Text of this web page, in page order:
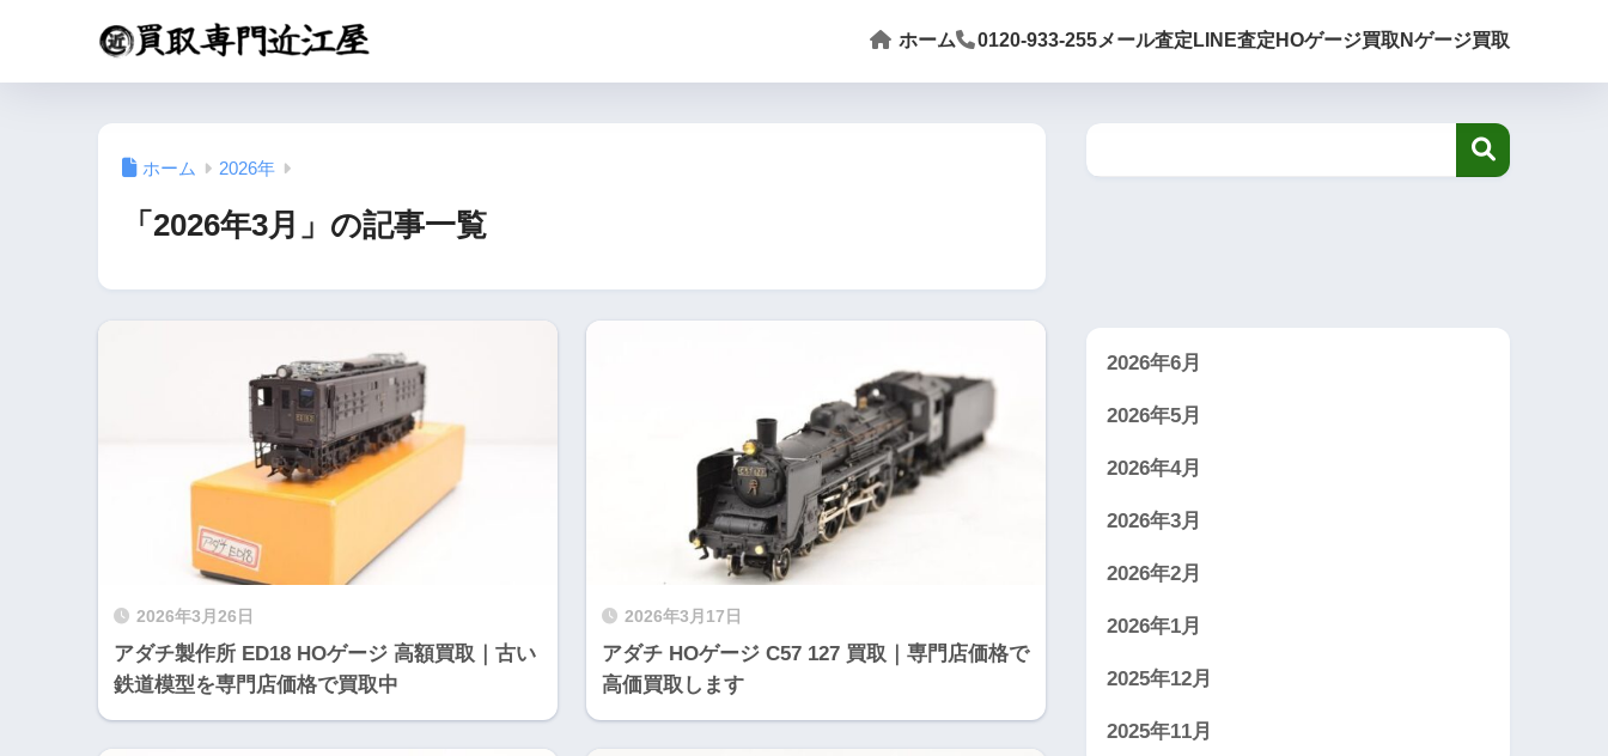
ホーム 0120-933-255メール査定 LINE査定 HOゲージ買取 Nゲージ買取
ホーム 2026年
「2026年3月」の記事一覧
2026年3月26日
アダチ製作所 ED18 HOゲージ 高額買取｜古い
鉄道模型を専門店価格で買取中
2026年3月17日
アダチ HOゲージ C57 127 買取｜専門店価格で
高価買取します
2026年6月
2026年5月
2026年4月
2026年3月
2026年2月
2026年1月
2025年12月
2025年11月